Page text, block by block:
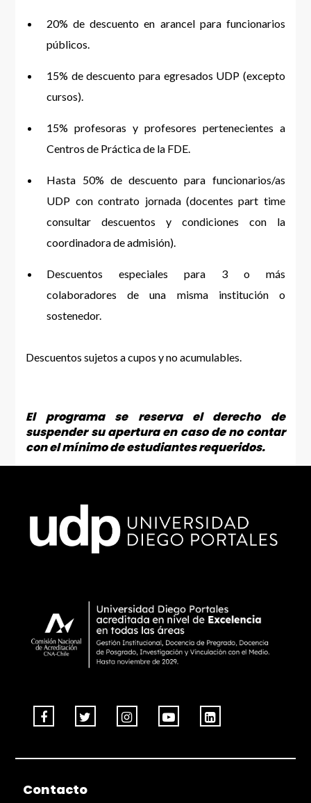
20% de descuento en arancel para funcionarios
públicos.
15% de descuento para egresados UDP (excepto
cursos).
15% profesoras y profesores pertenecientes a
Centros de Práctica de la FDE.
Hasta 50% de descuento para funcionarios/as
UDP con contrato jornada (docentes part time
consultar descuentos y condiciones con la
coordinadora de admisión).
Descuentos especiales para 3 o más
colaboradores de una misma institución o
sostenedor.
Descuentos sujetos a cupos y no acumulables.
El programa se reserva el derecho de
suspender su apertura en caso de no contar
con el mínimo de estudiantes requeridos.
Contacto